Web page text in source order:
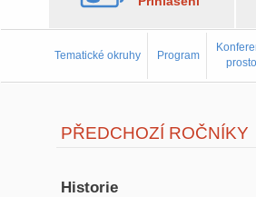
Tematické okruhy Program
PŘEDCHOZÍ ROČNÍKY
Historie